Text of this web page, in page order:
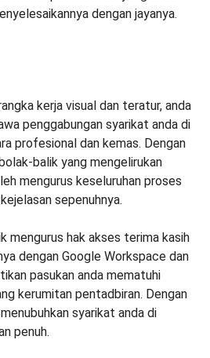
dengan jayanya.
kerja visual dan teratur, anda
penggabungan syarikat anda di
profesional dan kemas. Dengan
balik yang mengelirukan
mengurus keseluruhan proses
sepenuhnya.
mengurus hak akses terima kasih
dengan Google Workspace dan
pasukan anda mematuhi
kerumitan pentadbiran. Dengan
syarikat anda di
penuh.